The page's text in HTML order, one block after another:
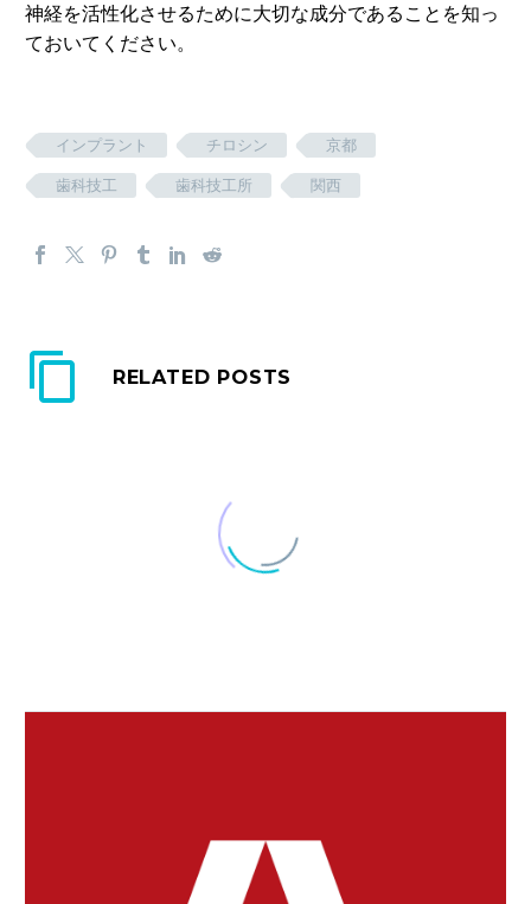
神経を活性化させるために大切な成分であることを知っ
ておいてください。
インプラント チロシン
京都
歯科技工
歯科技工所 関西
RELATED POSTS
夏の皮膚ダメージ
今年の夏も紫外線を多
く浴びてしまったな
13 10月 2017